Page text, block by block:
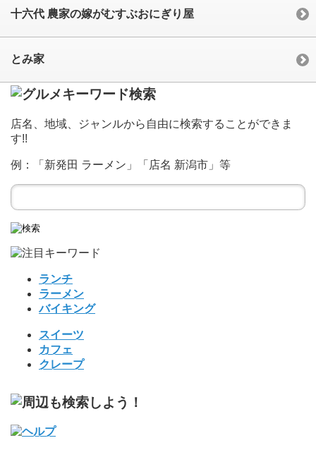
十六代 農家の嫁がむすぶおにぎり屋
とみ家
店名、地域、ジャンルから自由に検索することができま
す!!
例：「新発田 ラーメン」「店名 新潟市」等
ランチ
ラーメン
バイキング
スイーツ
カフェ
クレープ